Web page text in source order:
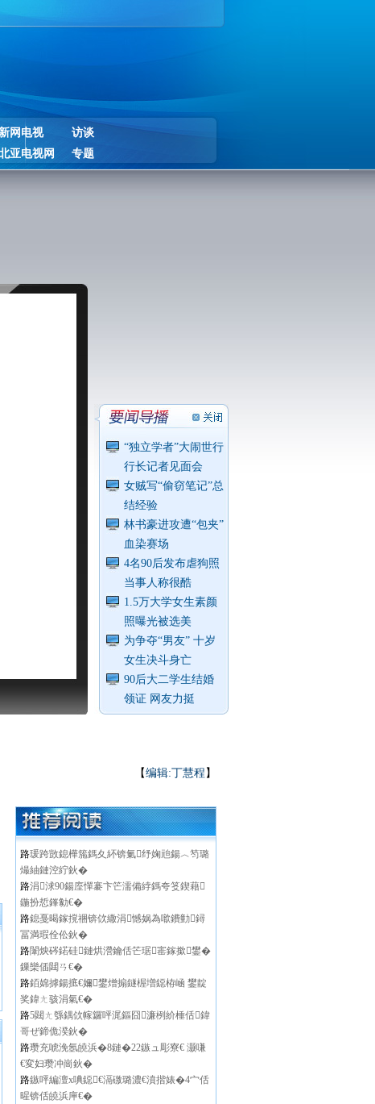
网电视
访谈
亚电视网
专题
“独立学者”大闹世行
行长记者见面会
女贼写“偷窃笔记”总
结经验
林书豪进攻遭“包夹”
血染赛场
4名90后发布虐狗照
当事人称很酷
1.5万大学女生素颜
照曝光被选美
为争夺“男友” 十岁
女生决斗身亡
90后大二学生结婚
领证 网友力挺
【编辑:丁慧程 】
路瑗跨敳鎴樺箷鎷夊紑锛氭纾婅兘鍚︿笉璐
熶紬鏈涳紵鈥�
路涓浗90鍚庢憚褰卞笀濡備綍鎷夸笅鍥藉
鍦扮悊鎽勨€�
路鎴戞暍鎵撹祵锛佽繖涓憾娲為噷鐨勭鐞
冨満瑕佺伀鈥�
路闈炴硶鍩硅鏈烘瀯鑰佸笀琚寚鎵撳鐢�
鏁欒偛閮ㄢ€�
路銆婂摢鍚掋€嬭鐢熷搧鐩楃増鐚栫崡 鐢靛
奖鍏ㄤ骇涓氣€�
路5閮ㄤ綔鍝佽幏鑼呯浘鏂囧濂栵紒棰佸鍏
哥ぜ鍗佹湀鈥�
路瓒充唬浼氬皢浜�8鏈�22鏃ュ彫寮€ 灏嗛
€変妇瓒冲崗鈥�
路鏃呯編澶х唺鐚€滆礉璐濃€濆揩婊�4宀佸
暒锛佸皢浜庘€�